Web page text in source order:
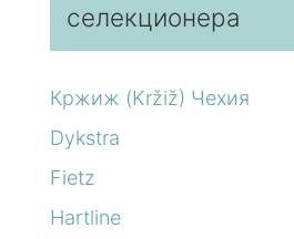
селекционера
Кржиж (Kržiž) Чехия
Dykstra
Fietz
Hartline